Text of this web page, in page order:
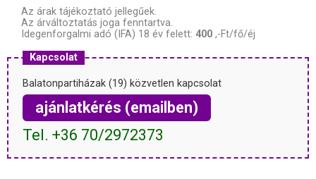
Az árak tájékoztató jellegűek.
Az árváltoztatás joga fenntartva.
Idegenforgalmi adó (IFA) 18 év felett: 400 ,-Ft/fő/éj
Kapcsolat
Balatonpartiházak (19) közvetlen kapcsolat
ajánlatkérés (emailben)
Tel. +36 70/2972373